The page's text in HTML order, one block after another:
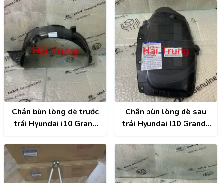
Chắn bùn lòng dè trước
trái Hyundai i10 Grand
86811B4000
Chắn bùn lòng dè sau
trái Hyundai I10 Grand |